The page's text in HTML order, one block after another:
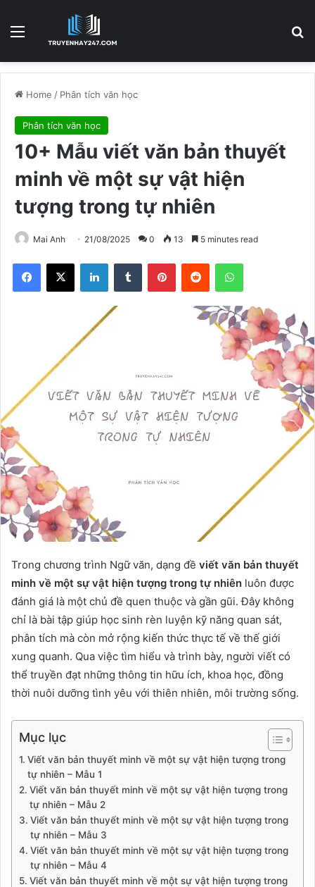
Home / Phân tích văn học
Phân tích văn học
10+ Mẫu viết văn bản thuyết
minh về một sự vật hiện
tượng trong tự nhiên
Mai Anh 21/08/2025 0 13 5 minutes read
Trong chương trình Ngữ văn, dạng đề viết văn bản thuyết
minh về một sự vật hiện tượng trong tự nhiên luôn được
đánh giá là một chủ đề quen thuộc và gần gũi. Đây không
chỉ là bài tập giúp học sinh rèn luyện kỹ năng quan sát,
phân tích mà còn mở rộng kiến thức thực tế về thế giới
xung quanh. Qua việc tìm hiểu và trình bày, người viết có
thể truyền đạt những thông tin hữu ích, khoa học, đồng
thời nuôi dưỡng tình yêu với thiên nhiên, môi trường sống.
Mục lục
Viết văn bản thuyết minh về một sự vật hiện tượng trong
tự nhiên – Mẫu 1
Viết văn bản thuyết minh về một sự vật hiện tượng trong
tự nhiên – Mẫu 2
Viết văn bản thuyết minh về một sự vật hiện tượng trong
tự nhiên – Mẫu 3
Viết văn bản thuyết minh về một sự vật hiện tượng trong
tự nhiên – Mẫu 4
Viết văn bản thuyết minh về một sự vật hiện tượng trong